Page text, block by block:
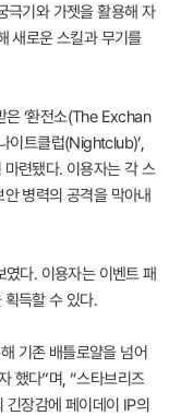
극기와 가젯을 활용해 자
새로운 스킬과 무기를
은 ‘환전소(The Exchan
이트클럽(Nightclub)’,
련됐다. 이용자는 각 스
병력의 공격을 막아내
였다. 이용자는 이벤트 패
득할 수 있다.
기존 배틀로얄을 넘어
했다”며, “스타브리즈
긴장감에 페이데이 IP의